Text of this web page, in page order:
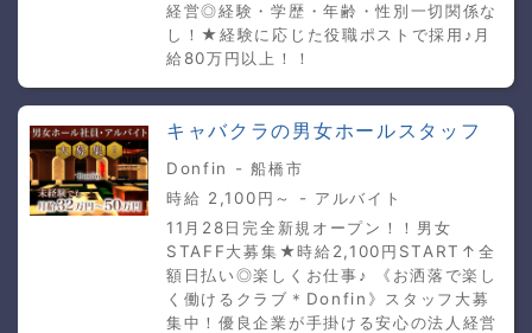
経営◎経験・学歴・年齢・性別一切関係な
し！★経験に応じた役職ポストで採用♪月
給80万円以上！！
キャバクラの男女ホールスタッフ
Donfin - 船橋市
時給 2,100円～ - アルバイト
11月28日完全新規オープン！！男女
STAFF大募集★時給2,100円START↑全
額日払い◎楽しくお仕事♪ 《お洒落で楽し
く働けるクラブ＊Donfin》スタッフ大募
集中！優良企業が手掛ける安心の法人経営